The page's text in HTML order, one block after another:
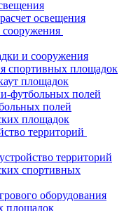
освещения
и сооружения
спортивных площадок
площадок
футбольных полей
полей
площадок
территорий
территорий
спортивных
оборудования
площадок